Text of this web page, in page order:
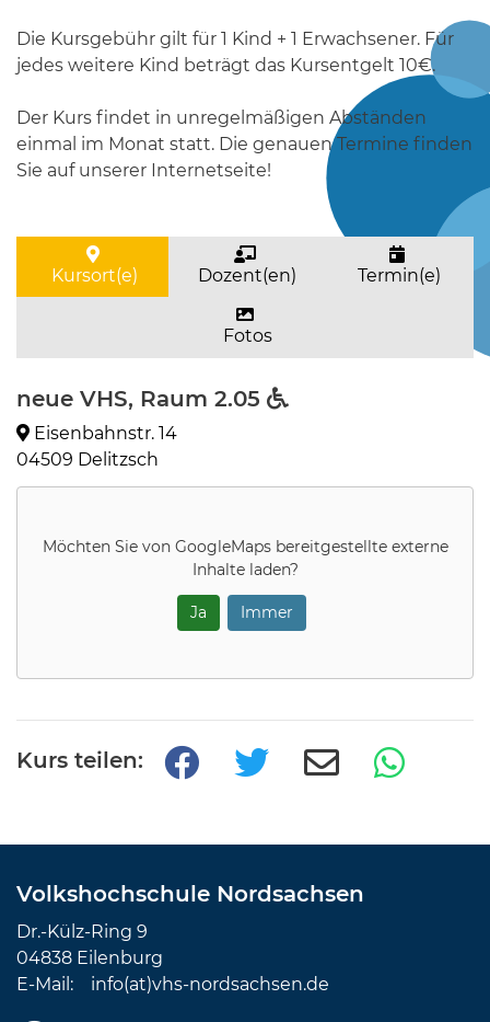
Die Kursgebühr gilt für 1 Kind + 1 Erwachsener. Für
jedes weitere Kind beträgt das Kursentgelt 10€.
Der Kurs findet in unregelmäßigen Abständen
einmal im Monat statt. Die genauen Termine finden
Sie auf unserer Internetseite!
Kursort(e) Dozent(en) Termin(e)
Fotos
neue VHS, Raum 2.05
Eisenbahnstr. 14
04509 Delitzsch
Möchten Sie von GoogleMapsbereitgestellte externe
Inhalte laden?
Ja Immer
Kurs teilen:
Volkshochschule Nordsachsen
Dr.-Külz-Ring 9
04838 Eilenburg
E-Mail: info(at)vhs-nordsachsen.de